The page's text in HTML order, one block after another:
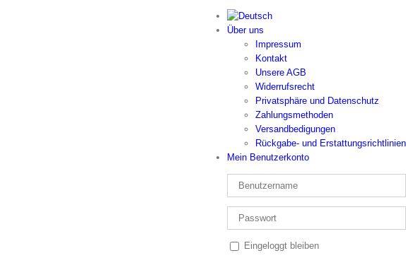
Über uns
Impressum
Kontakt
Unsere AGB
Widerrufsrecht
Privatsphäre und Datenschutz
Zahlungsmethoden
Versandbedigungen
Rückgabe- und Erstattungsrichtlinien
Mein Benutzerkonto
Eingeloggt bleiben